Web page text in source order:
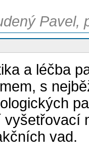
Pavel,
a léčba
s
vad.